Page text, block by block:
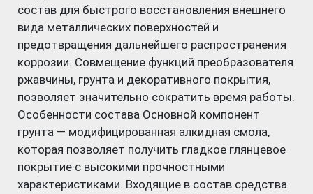
состав для быстрого восстановления внешнего
вида металлических поверхностей и
предотвращения дальнейшего распространения
коррозии. Совмещение функций преобразователя
ржавчины, грунта и декоративного покрытия,
позволяет значительно сократить время работы.
Особенности состава Основной компонент
грунта — модифицированная алкидная смола,
которая позволяет получить гладкое глянцевое
покрытие с высокими прочностными
характеристиками. Входящие в состав средства